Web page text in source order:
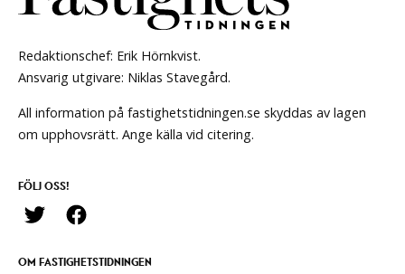
Redaktionschef: Erik Hörnkvist.
Ansvarig utgivare: Niklas Stavegård.
All information på fastighetstidningen.se skyddas av lagen
om upphovsrätt. Ange källa vid citering.
FÖLJ OSS!
OM FASTIGHETSTIDNINGEN